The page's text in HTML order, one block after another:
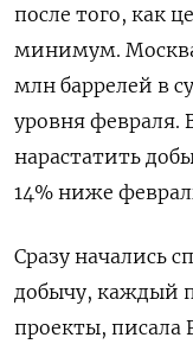
после того, как
минимум.
млн баррелей в
уровня февраля.
нарастатить
14% ниже
Сразу начались
добычу, каждый
проекты, писала